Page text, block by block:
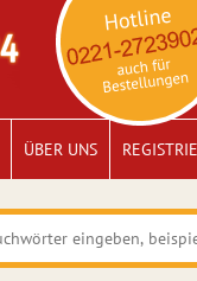
ÜBER UNS